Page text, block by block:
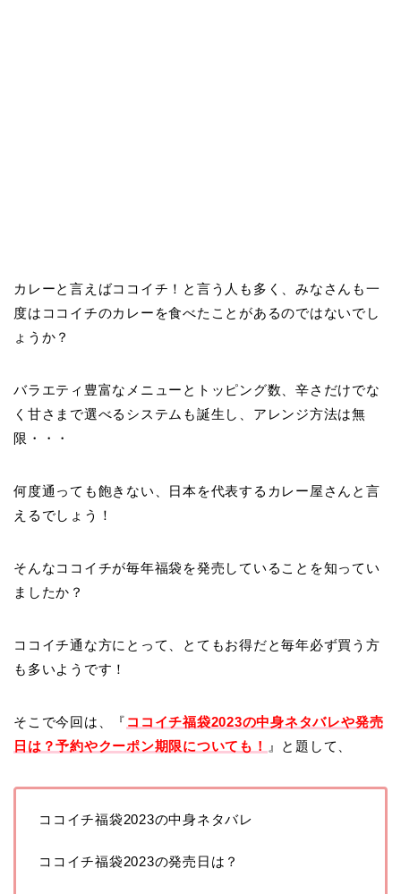
カレーと言えばココイチ！と言う人も多く、みなさんも一
度はココイチのカレーを食べたことがあるのではないでし
ょうか？
バラエティ豊富なメニューとトッピング数、辛さだけでな
く甘さまで選べるシステムも誕生し、アレンジ方法は無
限・・・
何度通っても飽きない、日本を代表するカレー屋さんと言
えるでしょう！
そんなココイチが毎年福袋を発売していることを知ってい
ましたか？
ココイチ通な方にとって、とてもお得だと毎年必ず買う方
も多いようです！
そこで今回は、『 ココイチ福袋2023の中身ネタバレや発売
日は？予約やクーポン期限についても！
』と題して、
ココイチ福袋2023の中身ネタバレ
ココイチ福袋2023の発売日は？